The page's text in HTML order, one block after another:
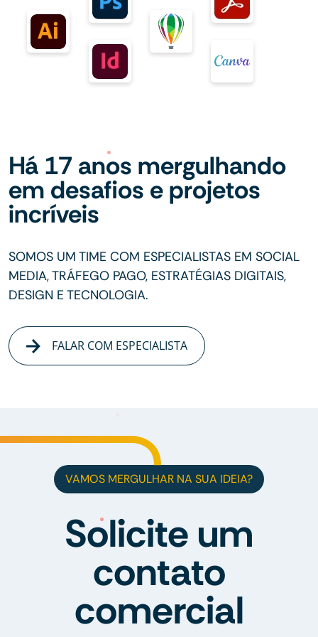
Há 17 anos mergulhando
em desafios e projetos
incríveis
SOMOS UM TIME COM ESPECIALISTAS EM SOCIAL
MEDIA, TRÁFEGO PAGO, ESTRATÉGIAS DIGITAIS,
DESIGN E TECNOLOGIA.
FALAR COM ESPECIALISTA
VAMOS MERGULHAR NA SUA IDEIA?
Solicite um
contato
comercial